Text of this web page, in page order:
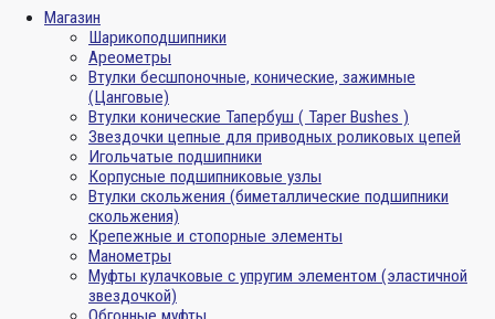
Магазин
Шарикоподшипники
Ареометры
Втулки бесшпоночные, конические, зажимные
(Цанговые)
Втулки конические Тапербуш ( Taper Bushes )
Звездочки цепные для приводных роликовых цепей
Игольчатые подшипники
Корпусные подшипниковые узлы
Втулки скольжения (биметаллические подшипники
скольжения)
Крепежные и стопорные элементы
Манометры
Муфты кулачковые с упругим элементом (эластичной
звездочкой)